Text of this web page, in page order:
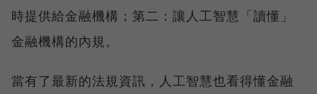
時提供給金融機構；第二：讓人工智慧「讀懂」
金融機構的內規。
當有了最新的法規資訊，人工智慧也看得懂金融